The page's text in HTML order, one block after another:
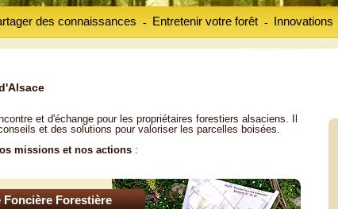
des connaissances Entretenir votre forêt
- Innovations
-
et d'échange pour les propriétaires forestiers alsaciens. Il
et des solutions pour valoriser les parcelles boisées.
missions et nos actions:
Foncière Forestière